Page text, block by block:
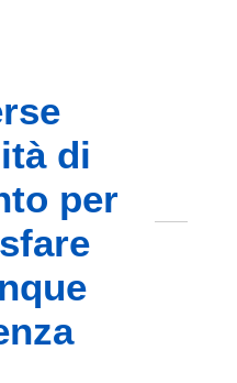
di
per